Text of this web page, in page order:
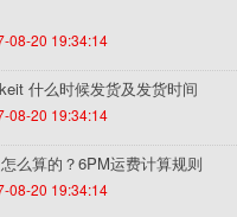
08-20 19:34:14
什么时候发货及发货时间
08-20 19:34:14
么算的？6PM运费计算规则
08-20 19:34:14